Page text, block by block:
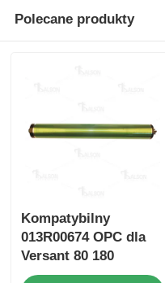
HP Toneer Chip
Polecane produkty
Kompatybilny
013R00674 OPC dla
Versant 80 180